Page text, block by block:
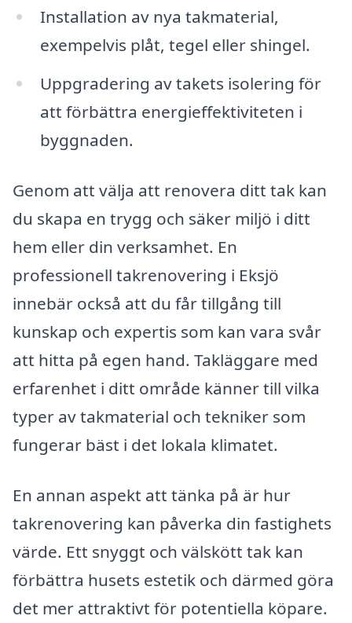
Installation av nya takmaterial,
exempelvis plåt, tegel eller shingel.
Uppgradering av takets isolering för
att förbättra energieffektiviteten i
byggnaden.
Genom att välja att renovera ditt tak kan
du skapa en trygg och säker miljö i ditt
hem eller din verksamhet. En
professionell takrenovering i Eksjö
innebär också att du får tillgång till
kunskap och expertis som kan vara svår
att hitta på egen hand. Takläggare med
erfarenhet i ditt område känner till vilka
typer av takmaterial och tekniker som
fungerar bäst i det lokala klimatet.
En annan aspekt att tänka på är hur
takrenovering kan påverka din fastighets
värde. Ett snyggt och välskött tak kan
förbättra husets estetik och därmed göra
det mer attraktivt för potentiella köpare.